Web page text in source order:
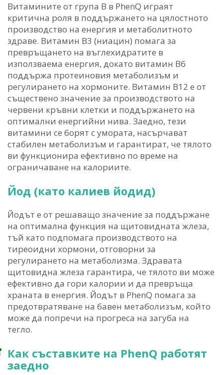
Витамините от група B в PhenQ играят
критична роля в поддържането на цялостното
производство на енергия и метаболитното
здраве. Витамин B3 (ниацин) помага за
превръщането на въглехидратите в
използваема енергия, докато витамин B6
поддържа протеиновия метаболизъм и
регулирането на хормоните. Витамин B12 е от
съществено значение за производството на
червени кръвни клетки и поддържането на
оптимални енергийни нива. Заедно, тези
витамини се борят с умората, насърчават
стабилен метаболизъм и гарантират, че тялото
ви функционира ефективно по време на
ограничаване на калориите.
Йод (като калиев йодид)
Йодът е от решаващо значение за поддържане
на оптимална функция на щитовидната жлеза,
тъй като подпомага производството на
тиреоидни хормони, отговорни за
регулирането на метаболизма. Здравата
щитовидна жлеза гарантира, че тялото ви може
ефективно да гори калории и да превръща
храната в енергия. Йодът в PhenQ помага за
предотвратяване на бавен метаболизъм, който
може да попречи на прогреса на загуба на
тегло.
Как съставките на PhenQ работят
заедно